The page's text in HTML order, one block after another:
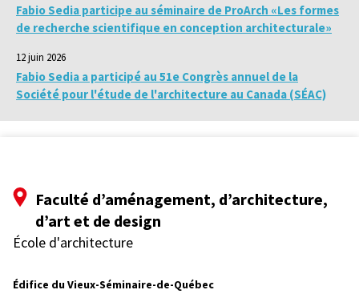
Fabio Sedia participe au séminaire de ProArch «Les formes
de recherche scientifique en conception architecturale»
12 juin 2026
Fabio Sedia a participé au 51e Congrès annuel de la
Société pour l'étude de l'architecture au Canada (SÉAC)
Faculté d’aménagement, d’architecture,
d’art et de design
École d'architecture
Édifice du Vieux-Séminaire-de-Québec